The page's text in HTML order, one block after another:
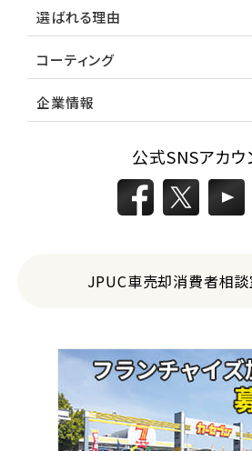
選ばれる理由
コーティング
企業情報
公式SNSアカウ
JPUC車売却消費者相談